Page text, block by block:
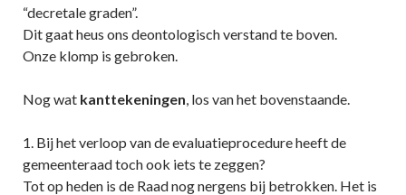
“decretale graden”.
Dit gaat heus ons deontologisch verstand te boven.
Onze klomp is gebroken.
Nog wat kanttekeningen, los van het bovenstaande.
1. Bij het verloop van de evaluatieprocedure heeft de
gemeenteraad toch ook iets te zeggen?
Tot op heden is de Raad nog nergens bij betrokken. Het is